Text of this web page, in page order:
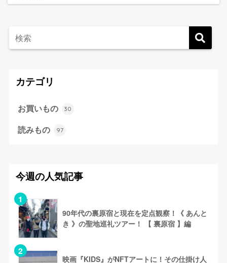
カテゴリ
お買いもの 30
読みもの 97
今週の人気記事
90年代の裏原宿と現在を定点観察！《 あんと
き 》の聖地巡礼ツアー！ 【 裏原宿 】編
映画『KIDS』がNFTアートに！その仕掛け人